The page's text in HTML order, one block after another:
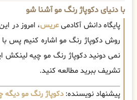
با دنیای دکوپاژ رنگ مو آشنا شو
پایگاه دانش آکادمیعریس، امروز در
روش دکوپاژ رنگ مو اشاره کنیم پس با
نمی دونید دکوپاژ رنگ مو چیه
تشریف ببرید مطالعه کنید.
پیشنهاد نویسنده:دکوپاژ رنگ مو دیگه